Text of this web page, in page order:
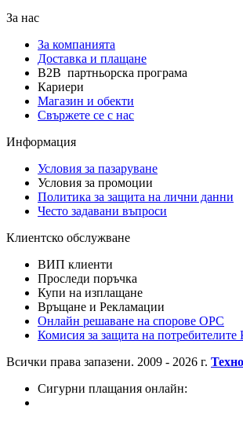
За нас
За компанията
Доставка и плащане
B2B партньорска програма
Кариери
Магазин и обекти
Свържете се с нас
Информация
Условия за пазаруване
Условия за промоции
Политика за защита на лични данни
Често задавани въпроси
Клиентско обслужване
ВИП клиенти
Проследи поръчка
Купи на изплащане
Връщане и Рекламации
Онлайн решаване на спорове OPC
Комисия за защита на
Всички права запазени. 2009 - 2026 г.
Сигурни плащания онлайн: